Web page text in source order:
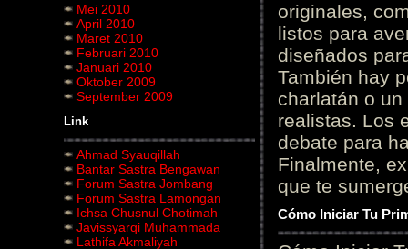
Mei 2010
April 2010
Maret 2010
Februari 2010
Januari 2010
Oktober 2009
September 2009
Link
Ahmad Syauqillah
Bantar Sastra Bengawan
Forum Sastra Jombang
Forum Sastra Lamongan
Ichsa Chusnul Chotimah
Javissyarqi Muhammada
Lathifa Akmaliyah
originales,
listos para
diseñados
También hay
charlatán o
realistas. Los
debate para
Finalmente,
que te
Cómo Iniciar Tu